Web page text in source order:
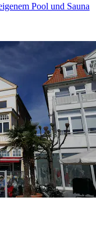
Pool und Sauna